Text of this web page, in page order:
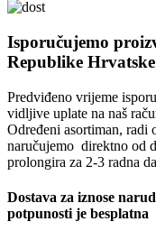
Isporučujemo
Republike Hrvatske
Predviđeno vrijeme
vidljive uplate na naš
Određeni asortiman, radi
naručujemo direktno od
prolongira za 2-3 radna
Dostava za iznose
potpunosti je besplatna